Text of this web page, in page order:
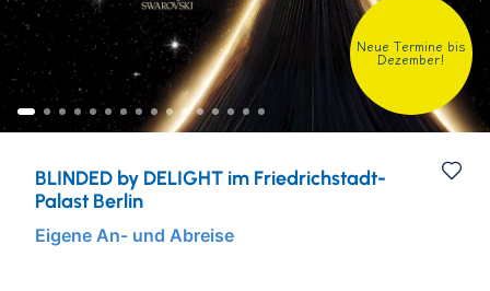
Städtereisen
Eventreisen
Musicalreisen
Elbphilharmonie Hamburg
Ruhr & Rhein
Europa
Mein Schiff Kombireisen
Mein Schiff Kreuzfahrten
Mosel Kreuzfahrten
Rhein Kreuzfahrten
Neue Termine bis
Dezember!
BLINDED by DELIGHT im Friedrichstadt-
Palast Berlin
Eigene An- und Abreise